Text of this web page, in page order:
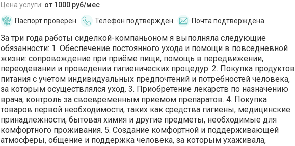
Цена услуги: от 1000 руб/мес
Паспорт проверен
Телефон подтвержден Почта подтверждена
За три года работы сиделкой-компаньоном я выполняла следующие
обязанности: 1. Обеспечение постоянного ухода и помощи в повседневной
жизни: сопровождение при приёме пищи, помощь в передвижении,
переодевании и проведении гигиенических процедур. 2. Покупка продуктов
питания с учётом индивидуальных предпочтений и потребностей человека,
за которым осуществлялся уход. 3. Приобретение лекарств по назначению
врача, контроль за своевременным приёмом препаратов. 4. Покупка
товаров первой необходимости, таких как средства гигиены, медицинские
принадлежности, бытовая химия и другие предметы, необходимые для
комфортного проживания. 5. Создание комфортной и поддерживающей
атмосферы, общение и поддержка человека, за которым ухаживала,